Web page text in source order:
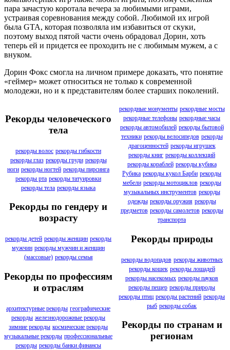
пара зачастую коротала вечера за любимыми играми,
устраивая соревнования между собой. Любимой их игрой
была GTA, которая позволяла им избавиться от скуки,
поэтому выход пятой части очень обрадовал Дорин, хоть
теперь ей и придется ее проходить не с любимым мужем, а с
внуком.
Дорин Фокс смогла на личном примере доказать, что понятие
«геймер» может относиться не только к современной
молодежи, но и к представителям более старших поколений.
Рекорды человеческого
тела
рекорды волос рекорды гибкости
рекорды глаз рекорды груди рекорды
ноги рекорды ногтей рекорды пирсинга
рекорды рта рекорды татуировки
рекорды тела рекорды языка
Рекорды по гендеру и
возрасту
рекорды детей рекорды женщин рекорды
мужчин рекорды мужчин и женщин
(массовые) рекорды семья
Рекорды по профессиям
и отраслям
архитектурные рекорды географические
рекорды железнодорожные рекорды
зимние рекорды космические рекорды
музыкальные рекорды профессиональные
рекорды рекорды банки финансы
рекордные монументы рекордные мосты
рекордные телефоны рекордные часы
рекорды автомобилей рекорды бытовой
техники рекорды велосипедов рекорды
драгоценностей рекорды игрушек
рекорды книг рекорды коллекций
рекорды кораблей рекорды кубика
Рубика рекорды кукол Барби рекорды
мебели рекорды мотоциклов рекорды
музыкальных инструментов рекорды
одежды рекорды оружия рекорды
предметов рекорды самолетов рекорды
транспорта
Рекорды природы
рекорды водопадов рекорды животных
рекорды кошек рекорды лошадей
рекорды насекомых рекорды пауков
рекорды пещер рекорды природы
рекорды птиц рекорды растений рекорды
рыб рекорды собак
Рекорды по странам и
регионам